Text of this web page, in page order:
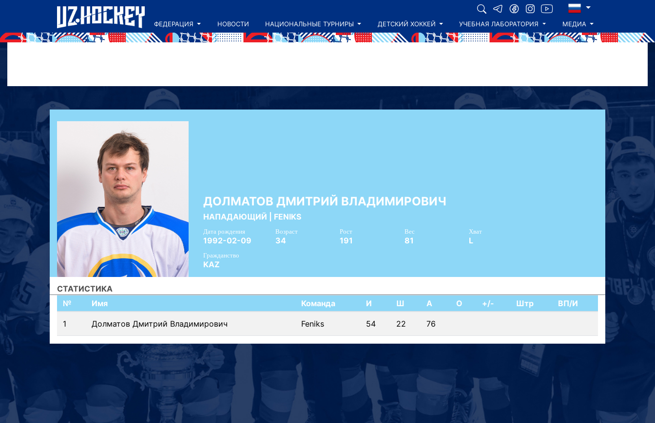
ФЕДЕРАЦИЯ НОВОСТИ НАЦИОНАЛЬНЫЕ ТУРНИРЫ ДЕТСКИЙ ХОККЕЙ УЧЕБНАЯ ЛАБОРАТОРИЯ МЕДИА
ДОЛМАТОВ ДМИТРИЙ ВЛАДИМИРОВИЧ
НАПАДАЮЩИЙ | FENIKS
Дата рождения
1992-02-09
Возраст
34
Рост
191
Вес
81
Хват
L
Гражданство
KAZ
СТАТИСТИКА
№
Имя Команда И Ш А О +/- Штр ВП/И
1 Долматов Дмитрий Владимирович Feniks 54 22 76